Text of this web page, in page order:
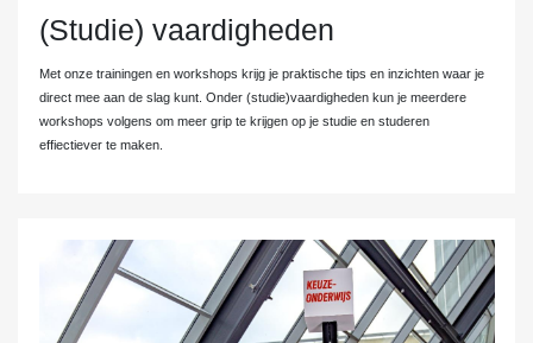
(Studie) vaardigheden
Met onze trainingen en workshops krijg je praktische tips en inzichten waar je
direct mee aan de slag kunt. Onder (studie)vaardigheden kun je meerdere
workshops volgens om meer grip te krijgen op je studie en studeren
effiectiever te maken.